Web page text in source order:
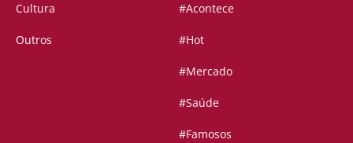
Cultura
Outros
#Acontece
#Hot
#Mercado
#Saúde
#Famosos